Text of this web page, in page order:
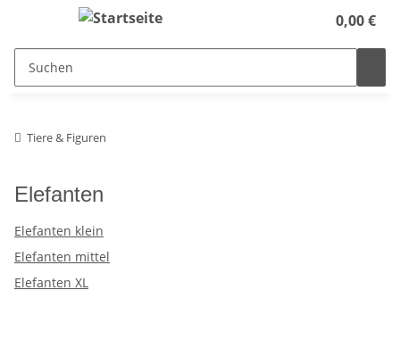
0,00 €
Tiere & Figuren
Elefanten
Elefanten klein
Elefanten mittel
Elefanten XL